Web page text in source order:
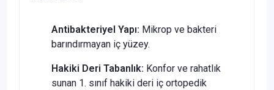
Antibakteriyel Yapı: Mikrop ve bakteri
barındırmayan iç yüzey.
Hakiki Deri Tabanlık: Konfor ve rahatlık
sunan 1. sınıf hakiki deri iç ortopedik